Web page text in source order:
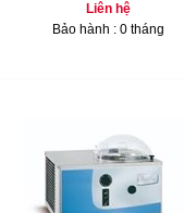
Liên hệ
Bảo hành : 0 tháng